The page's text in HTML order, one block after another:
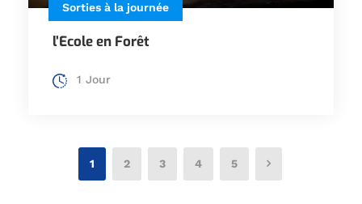
Sorties à la journée
l’Ecole en Forêt
1 Jour
1 2 3 4 5